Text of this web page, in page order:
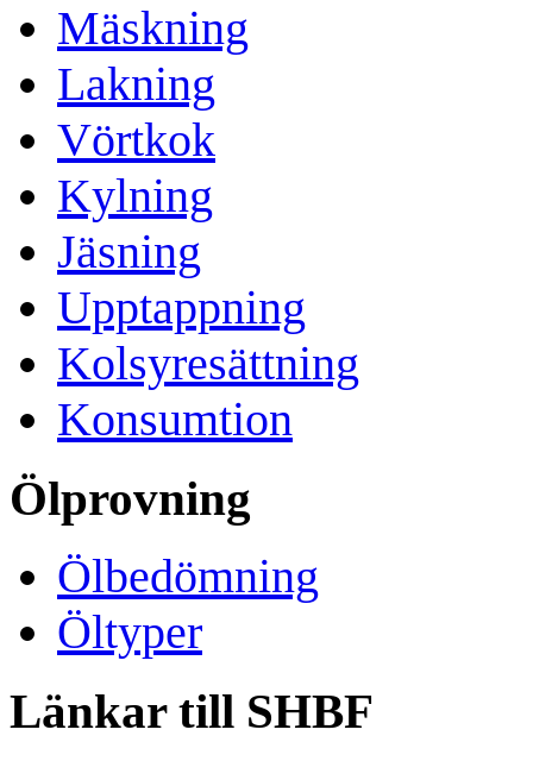
Mäskning
Lakning
Vörtkok
Kylning
Jäsning
Upptappning
Kolsyresättning
Konsumtion
Ölprovning
Ölbedömning
Öltyper
Länkar till SHBF